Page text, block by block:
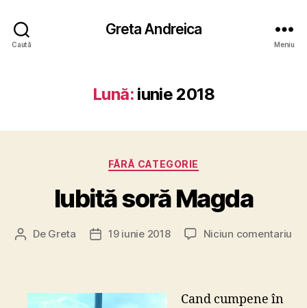
Caută
Greta Andreica
Meniu
Lună: iunie 2018
Categorii
FĂRĂ CATEGORIE
Iubită soră Magda
Autor
De Greta
Dată19 iunie 2018 Niciun comentariu
Cand cumpene în